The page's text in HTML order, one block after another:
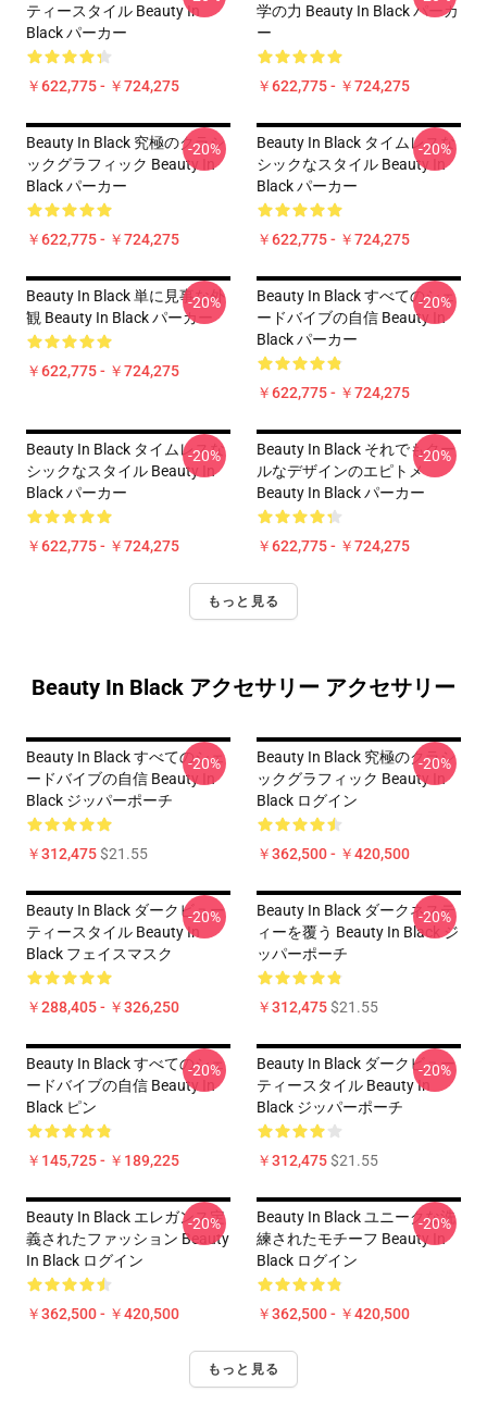
ティースタイル Beauty In
Black パーカー
￥622,775 - ￥724,275
学の力 Beauty In Black パーカ
ー
￥622,775 - ￥724,275
Beauty In Black 究極のクラシ
ックグラフィック Beauty In
Black パーカー
￥622,775 - ￥724,275
-20%
Beauty In Black タイムレスな
シックなスタイル Beauty In
Black パーカー
￥622,775 - ￥724,275
-20%
Beauty In Black 単に見事な外
観 Beauty In Black パーカー
￥622,775 - ￥724,275
-20%
Beauty In Black すべてのシェ
ードバイブの自信 Beauty In
Black パーカー
￥622,775 - ￥724,275
-20%
Beauty In Black タイムレスな
シックなスタイル Beauty In
Black パーカー
￥622,775 - ￥724,275
-20%
Beauty In Black それでもクー
ルなデザインのエピトメ
Beauty In Black パーカー
￥622,775 - ￥724,275
-20%
もっと見る
Beauty In Black アクセサリー アクセサリー
Beauty In Black すべてのシェ
ードバイブの自信 Beauty In
Black ジッパーポーチ
￥312,475$21.55
-20%
Beauty In Black 究極のクラシ
ックグラフィック Beauty In
Black ログイン
￥362,500 - ￥420,500
-20%
Beauty In Black ダークビュー
ティースタイル Beauty In
Black フェイスマスク
￥288,405 - ￥326,250
-20%
Beauty In Black ダークネステ
ィーを覆う Beauty In Black ジ
ッパーポーチ
￥312,475$21.55
-20%
Beauty In Black すべてのシェ
ードバイブの自信 Beauty In
Black ピン
￥145,725 - ￥189,225
-20%
Beauty In Black ダークビュー
ティースタイル Beauty In
Black ジッパーポーチ
￥312,475$21.55
-20%
Beauty In Black エレガンス定
義されたファッション Beauty
In Black ログイン
￥362,500 - ￥420,500
-20%
Beauty In Black ユニークな洗
練されたモチーフ Beauty In
Black ログイン
￥362,500 - ￥420,500
-20%
もっと見る